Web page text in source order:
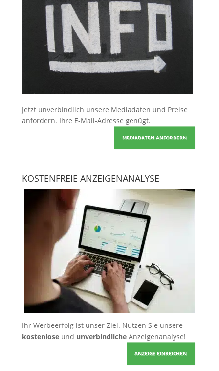
Jetzt unverbindlich unsere Mediadaten und Preise
anfordern. Ihre E-Mail-Adresse genügt.
MEDIADATEN ANFORDERN
KOSTENFREIE ANZEIGENANALYSE
Ihr Werbeerfolg ist unser Ziel. Nutzen Sie unsere
kostenloseund unverbindlicheAnzeigenanalyse!
ANZEIGE EINREICHEN